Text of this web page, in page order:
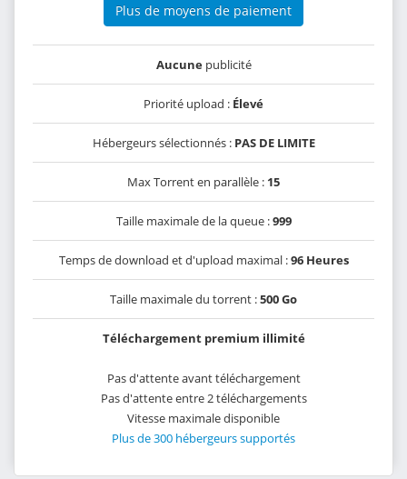
Plus de moyens de paiement
Aucunepublicité
Priorité upload : Élevé
Hébergeurs sélectionnés : PAS DE LIMITE
Max Torrent en parallèle : 15
Taille maximale de la queue :999
Temps de download et d'upload maximal :96 Heures
Taille maximale du torrent :500 Go
Téléchargement premium illimité
Pas d'attente avant téléchargement
Pas d'attente entre 2 téléchargements
Vitesse maximale disponible
Plus de 300 hébergeurs supportés